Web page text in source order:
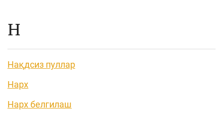
Н
Нақдсиз пуллар
Нарх
Нарх белгилаш